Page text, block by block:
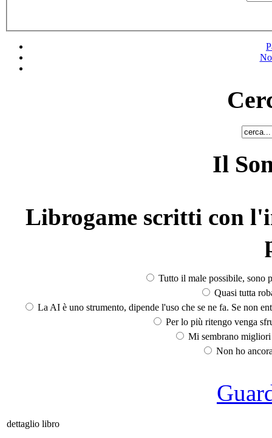
Il
Librogame scritti con
Tutto il male possibile, sono
Quasi tutta
La AI è uno strumento, dipende l'uso che se ne fa. Se non
Per lo più ritengo venga
Mi sembrano
Non ho
dettaglio libro